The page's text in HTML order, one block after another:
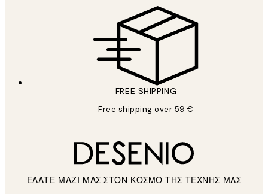
FREE SHIPPING
Free shipping over 59 €
ΕΛΑΤΕ ΜΑΖΙ ΜΑΣ ΣΤΟΝ ΚΟΣΜΟ ΤΗΣ ΤΕΧΝΗΣ ΜΑΣ